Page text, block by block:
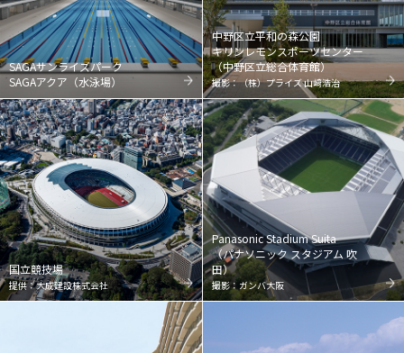
SAGAサンライズパーク
SAGAアクア（水泳場）
中野区立平和の森公園
キリンレモンスポーツセンター
（中野区立総合体育館）
撮影：（株）プライズ 山﨑浩治
国立競技場
提供：大成建設株式会社
Panasonic Stadium Suita
（パナソニック スタジアム 吹
田）
撮影：ガンバ大阪